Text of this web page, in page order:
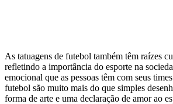
As tatuagens de futebol também têm raízes
refletindo a importância do esporte na
emocional que as pessoas têm com seus
futebol são muito mais do que simples
forma de arte e uma declaração de amor ao